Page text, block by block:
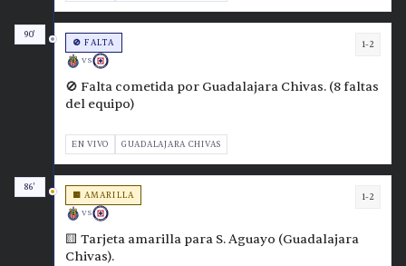
90'
🚫 FALTA
VS
1-2
🚫 Falta cometida por Guadalajara Chivas. (8 faltas
del equipo)
EN VIVO GUADALAJARA CHIVAS
86'
🟨 AMARILLA
VS
1-2
🟨 Tarjeta amarilla para S. Aguayo (Guadalajara
Chivas).